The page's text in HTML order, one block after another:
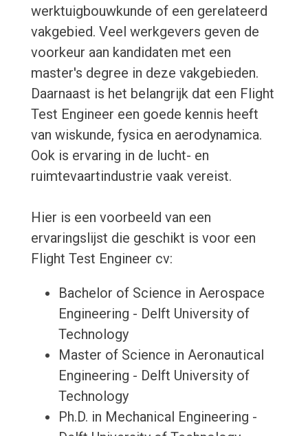
werktuigbouwkunde of een gerelateerd
vakgebied. Veel werkgevers geven de
voorkeur aan kandidaten met een
master's degree in deze vakgebieden.
Daarnaast is het belangrijk dat een Flight
Test Engineer een goede kennis heeft
van wiskunde, fysica en aerodynamica.
Ook is ervaring in de lucht- en
ruimtevaartindustrie vaak vereist.
Hier is een voorbeeld van een
ervaringslijst die geschikt is voor een
Flight Test Engineer cv:
Bachelor of Science in Aerospace
Engineering - Delft University of
Technology
Master of Science in Aeronautical
Engineering - Delft University of
Technology
Ph.D. in Mechanical Engineering -